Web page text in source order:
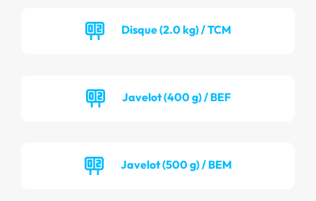
Disque (2.0 kg) / TCM
Javelot (400 g) / BEF
Javelot (500 g) / BEM